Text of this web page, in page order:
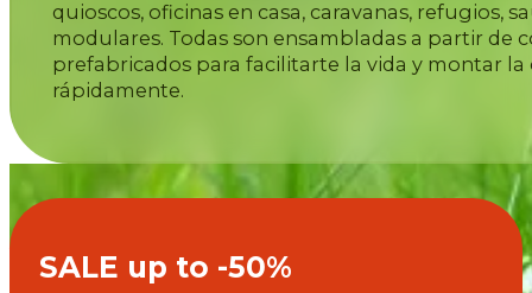
quioscos, oficinas en casa, caravanas, refugios,
modulares. Todas son ensambladas a partir de
prefabricados para facilitarte la vida y montar la
rápidamente.
SALE up to -50%